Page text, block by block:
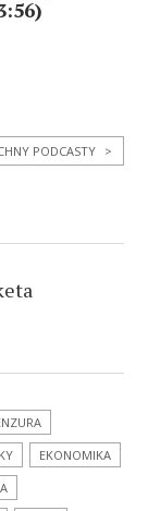
PODCASTY >
EKONOMIKA